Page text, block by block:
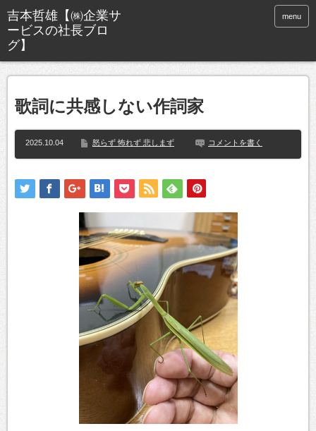
menu
歌詞に共感しない作詞家
2025.10.04 怒らず 怖れず 悲しまず コメントを書く